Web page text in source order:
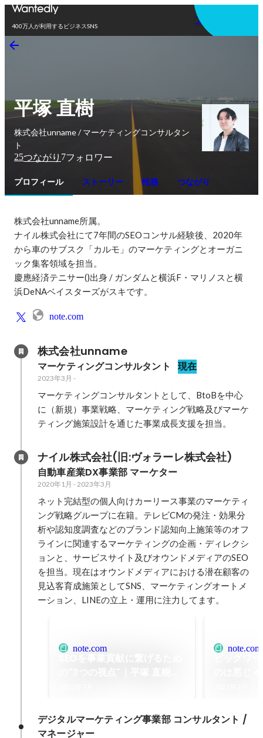
400万人が利用するビジネスSNS
アプリを使う
平塚 直樹
株式会社unname / マーケティングコンサルタン
ト
25つながり 7フォロワー
プロフィール ストーリー 性格 つながり
株式会社unname所属。
ナイル株式会社にて7年間のSEOコンサル経験後、2020年
から車のサブスク「カルモ」のマーケティングとオーガニ
ック集客領域を担当。
慶應経済テニサー()出身 / ガンダムと横浜F・マリノスと横
浜DeNAベイスターズがスキです。
note.com
株式会社unname
マーケティングコンサルタント 現在
2023年3月 -
マーケティングコンサルタントとして、BtoBを中心
に（新規）事業戦略、マーケティング戦略及びマーケ
ティング施策設計を通じた事業成長支援を担当。
ナイル株式会社(旧:ヴォラーレ株式会社)
自動車産業DX事業部 マーケター
2020年1月 -2023年3月
ネット完結型の個人向けカーリース事業のマーケティ
ング戦略グループに在籍。テレビCMの発注・効果分
析や認知度調査などのブランド認知向上施策等のオフ
ラインに関連するマーケティングの企画・ディレクシ
ョンと、サービスサイト及びオウンドメディアのSEO
を担当。現在はオウンドメディアにおける潜在顧客の
見込客育成施策としてSNS、マーケティングオートメ
ーション、LINEの立上・運用に注力してます。
note.com note.com
デジタルマーケティング事業部 コンサルタント /
マネージャー